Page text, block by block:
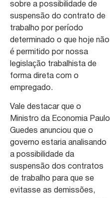
sobre a possibilidade de
suspensão do contrato de
trabalho por período
determinado o que hoje não
é permitido por nossa
legislação trabalhista de
forma direta com o
empregado.
Vale destacar que o
Ministro da Economia Paulo
Guedes anunciou que o
governo estaria analisando
a possibilidade da
suspensão dos contratos
de trabalho para que se
evitasse as demissões,